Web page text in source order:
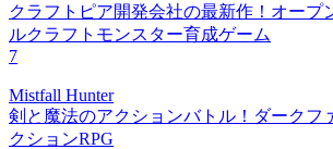
クラフトピア開発会社の最新作！オープ
ルクラフトモンスター育成ゲーム
7
Mistfall Hunter
剣と魔法のアクションバトル！ダークフ
クションRPG